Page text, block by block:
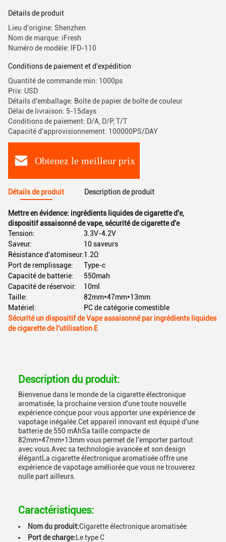
Détails de produit
Lieu d'origine: Shenzhen
Nom de marque: iFresh
Numéro de modèle: IFD-110
Conditions de paiement et d'expédition
Quantité de commande min: 1000ps
Prix: USD
Détails d'emballage: Boîte de papier de boîte de couleur
Délai de livraison: 5-15days
Conditions de paiement: D/A, D/P, T/T
Capacité d'approvisionnement: 100000PS/DAY
Obtenez le meilleur prix
Détails de produit Description de produit
Mettre en évidence: ingrédients liquides de cigarette d'e,
dispositif assaisonné de vape,sécurité de cigarette d'e
Tension:
3.3V-4.2V
Saveur:
10 saveurs
Résistance d'atomiseur:1.2Ω
Port de remplissage:
Type-c
Capacité de batterie:
550mah
Capacité de réservoir:
10ml
Taille:
82mm*47mm*13mm
Matériel:
PC de catégorie comestible
Sécurité un dispositif de Vape assaisonné par ingrédients liquides
de cigarette de l'utilisation E
Description du produit:
Bienvenue dans le monde de la cigarette électronique
aromatisée, la prochaine version d'une toute nouvelle
expérience conçue pour vous apporter une expérience de
vapotage inégalée.Cet appareil innovant est équipé d'une
batterie de 550 mAhSa taille compacte de
82mm*47mm*13mm vous permet de l'emporter partout
avec vous.Avec sa technologie avancée et son design
élégantLa cigarette électronique aromatisée offre une
expérience de vapotage améliorée que vous ne trouverez
nulle part ailleurs.
Caractéristiques:
Nom du produit:Cigarette électronique aromatisée
Port de charge: Le type C